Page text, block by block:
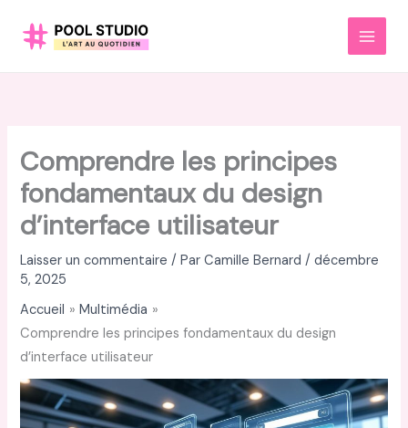
MAIN
Comprendre les principes
fondamentaux du design
d’interface utilisateur
Laisser un commentaire / ParCamille Bernard/décembre
5, 2025
Accueil
Multimédia
Comprendre les principes fondamentaux du design
d’interface utilisateur